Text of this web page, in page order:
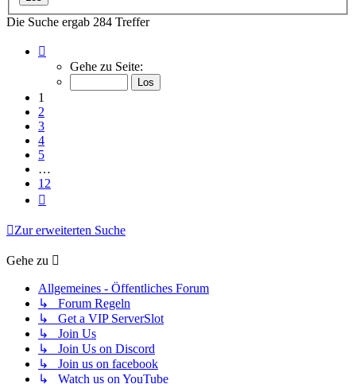
Die Suche ergab 284 Treffer
von
Gehe zu Seite:
1
2
3
4
5
…
12
Zur erweiterten Suche
Gehe zu
Allgemeines - Öffentliches Forum
↳ Forum Regeln
↳ Get a VIP ServerSlot
↳ Join Us
↳ Join Us on Discord
↳ Join us on facebook
↳ Watch us on YouTube